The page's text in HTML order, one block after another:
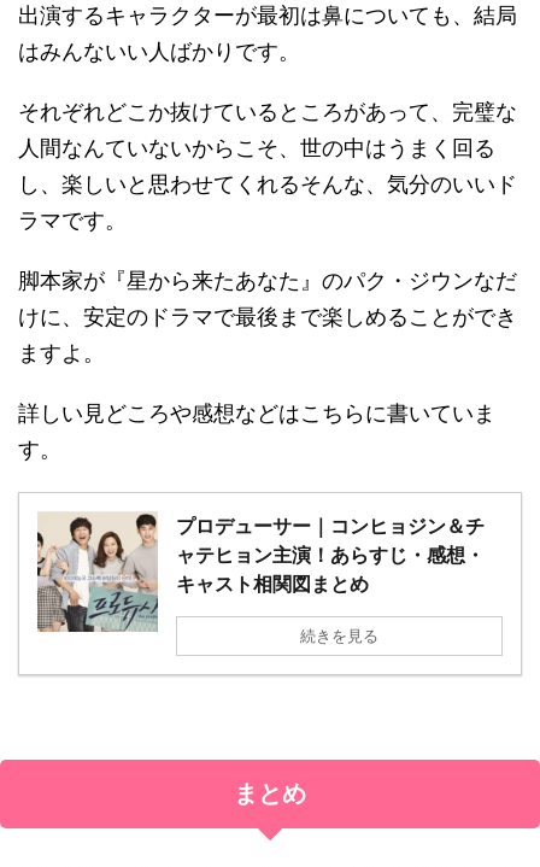
出演するキャラクターが最初は鼻についても、結局
はみんないい人ばかりです。
それぞれどこか抜けているところがあって、完璧な
人間なんていないからこそ、世の中はうまく回る
し、楽しいと思わせてくれるそんな、気分のいいド
ラマです。
脚本家が『星から来たあなた』のパク・ジウンなだ
けに、安定のドラマで最後まで楽しめることができ
ますよ。
詳しい見どころや感想などはこちらに書いていま
す。
プロデューサー｜コンヒョジン＆チ
ャテヒョン主演！あらすじ・感想・
キャスト相関図まとめ
続きを見る
まとめ